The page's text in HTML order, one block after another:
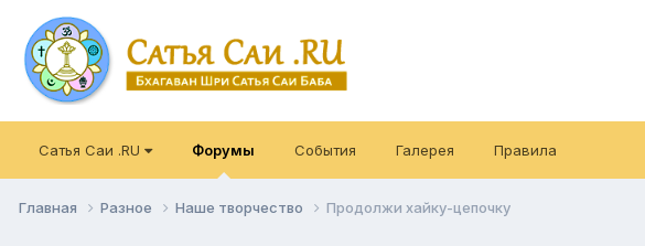
Сатья Саи .RU Форумы События Галерея Правила
Главная Разное Наше творчество Продолжи хайку-цепочку